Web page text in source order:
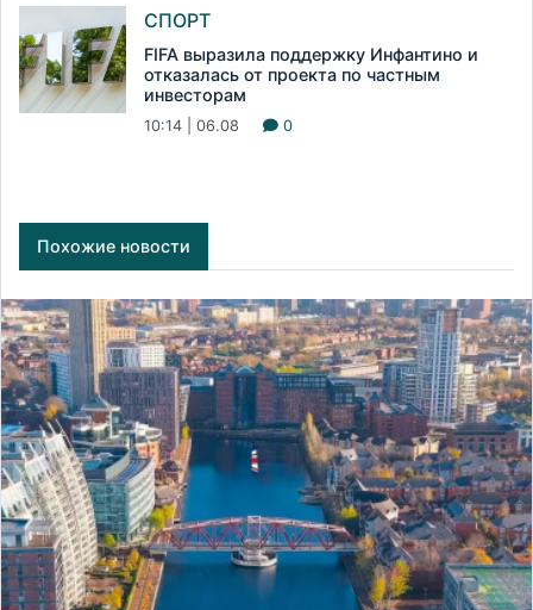
СПОРТ
FIFA выразила поддержку Инфантино и
отказалась от проекта по частным
инвесторам
10:14 | 06.08 0
Похожие новости